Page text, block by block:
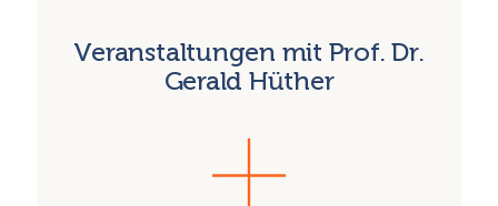
Veranstaltungen mit Prof. Dr.
Gerald Hüther